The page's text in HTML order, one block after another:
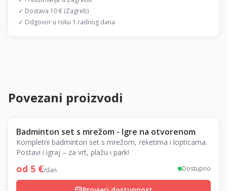
✓ Dostava 10 € (Zagreb)
✓ Odgovor u roku 1 radnog dana
Povezani proizvodi
Badminton set s mrežom - Igre na otvorenom
Kompletni badminton set s mrežom, reketima i lopticama.
Postavi i igraj – za vrt, plažu i park!
od 5 €/dan Dostupno